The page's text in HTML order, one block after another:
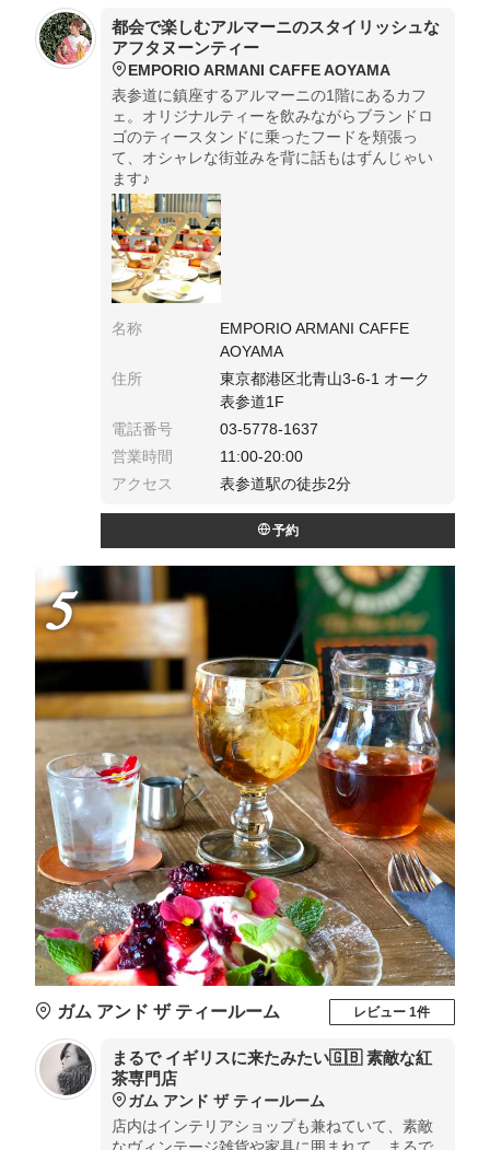
都会で楽しむアルマーニのスタイリッシュな
アフタヌーンティー
EMPORIO ARMANI CAFFE AOYAMA
表参道に鎮座するアルマーニの1階にあるカフ
ェ。オリジナルティーを飲みながらブランドロ
ゴのティースタンドに乗ったフードを頬張っ
て、オシャレな街並みを背に話もはずんじゃい
ます♪
名称
EMPORIO ARMANI CAFFE
AOYAMA
住所
東京都港区北青山3-6-1 オーク
表参道1F
電話番号
03-5778-1637
営業時間
11:00-20:00
アクセス
表参道駅の徒歩2分
予約
5
ガム アンド ザ ティールーム レビュー 1件
まるで イギリスに来たみたい🇬🇧 素敵な紅
茶専門店
ガム アンド ザ ティールーム
店内はインテリアショップも兼ねていて、素敵